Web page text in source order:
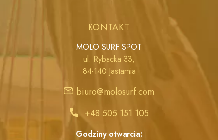
KONTAKT
MOLO SURF SPOT
ul. Rybacka 33,
84-140 Jastarnia
biuro@molosurf.com
+48 505 151 105
Godziny otwarcia: